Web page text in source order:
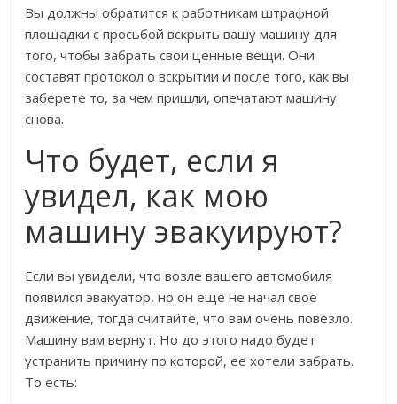
Вы должны обратится к работникам штрафной
площадки с просьбой вскрыть вашу машину для
того, чтобы забрать свои ценные вещи. Они
составят протокол о вскрытии и после того, как вы
заберете то, за чем пришли, опечатают машину
снова.
Что будет, если я
увидел, как мою
машину эвакуируют?
Если вы увидели, что возле вашего автомобиля
появился эвакуатор, но он еще не начал свое
движение, тогда считайте, что вам очень повезло.
Машину вам вернут. Но до этого надо будет
устранить причину по которой, ее хотели забрать.
То есть: